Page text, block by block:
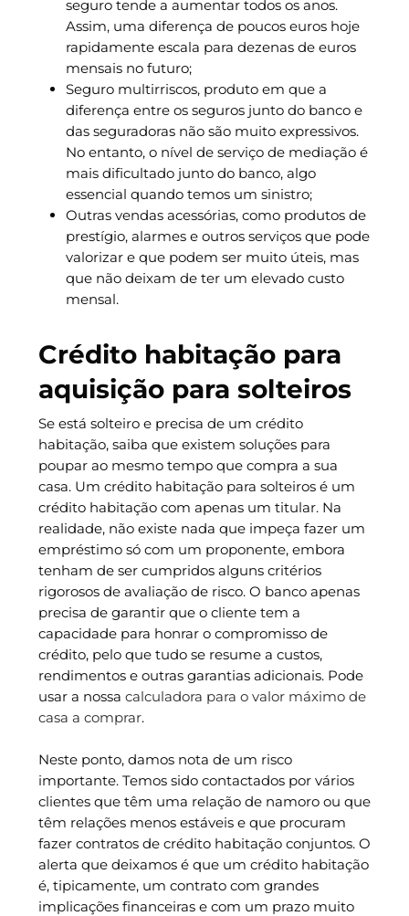
seguro tende a aumentar todos os anos.
Assim, uma diferença de poucos euros hoje
rapidamente escala para dezenas de euros
mensais no futuro;
Seguro multirriscos, produto em que a
diferença entre os seguros junto do banco e
das seguradoras não são muito expressivos.
No entanto, o nível de serviço de mediação é
mais dificultado junto do banco, algo
essencial quando temos um sinistro;
Outras vendas acessórias, como produtos de
prestígio, alarmes e outros serviços que pode
valorizar e que podem ser muito úteis, mas
que não deixam de ter um elevado custo
mensal.
Crédito habitação para
aquisição para solteiros
Se está solteiro e precisa de um crédito
habitação, saiba que existem soluções para
poupar ao mesmo tempo que compra a sua
casa. Um crédito habitação para solteiros é um
crédito habitação com apenas um titular. Na
realidade, não existe nada que impeça fazer um
empréstimo só com um proponente, embora
tenham de ser cumpridos alguns critérios
rigorosos de avaliação de risco. O banco apenas
precisa de garantir que o cliente tem a
capacidade para honrar o compromisso de
crédito, pelo que tudo se resume a custos,
rendimentos e outras garantias adicionais. Pode
usar a nossa calculadora para o valor máximo de
casa a comprar.
Neste ponto, damos nota de um risco
importante. Temos sido contactados por vários
clientes que têm uma relação de namoro ou que
têm relações menos estáveis e que procuram
fazer contratos de crédito habitação conjuntos. O
alerta que deixamos é que um crédito habitação
é, tipicamente, um contrato com grandes
implicações financeiras e com um prazo muito